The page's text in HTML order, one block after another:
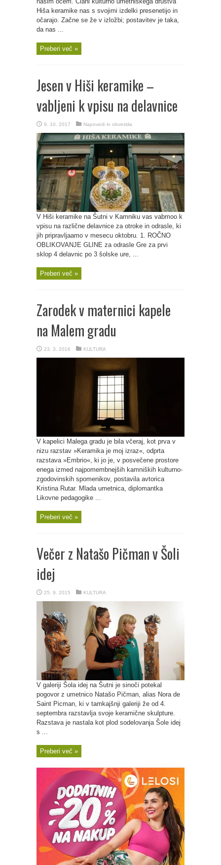
Hiša keramike nas s svojimi izdelki presenetijo in
očarajo. Začne se že v izložbi; postavitev je taka,
da nas ...
Preberi več »
Jesen v Hiši keramike –
vabljeni k vpisu na delavnice
9. 10. 2017 Napovedi in obvestila
V Hiši keramike na Šutni v Kamniku vas vabmoo k
vpisu na različne delavnice za otroke in odrasle, ki
jih pripravljaamo v mesecu oktobru. 1. ROČNO
OBLIKOVANJE GLINE za odrasle Gre za prvi
sklop 4 delavnic po 3 šolske ure, ...
Preberi več »
Zarodek v maternici kapele
na Malem gradu
23. 3. 2016 KULTURA
V kapelici Malega gradu je bila včeraj, kot prva v
nizu razstav »Keramika je moj izraz«, odprta
razstava »Embrio«, ki jo je, v posvečene prostore
enega izmed najpomembnejših kamniških kulturno-
zgodovinskih spomenikov, postavila avtorica
Kristina Rutar. Mlada umetnica, diplomantka
Likovne pedagogike ...
Preberi več »
Večer z Natašo Pičman v Šoli
idej
25. 9. 2015 KULTURA
V galeriji Šola idej na Šutni je sinoči potekal
pogovor z umetnico Natašo Pičman, alias Nora de
Saint Picman, ki v tamkajšnji galeriji že od 4.
septembra razstavlja svoje keramične skulpture.
Razstava je nastala kot plod sodelovanja Šole idej
s ...
Preberi več »